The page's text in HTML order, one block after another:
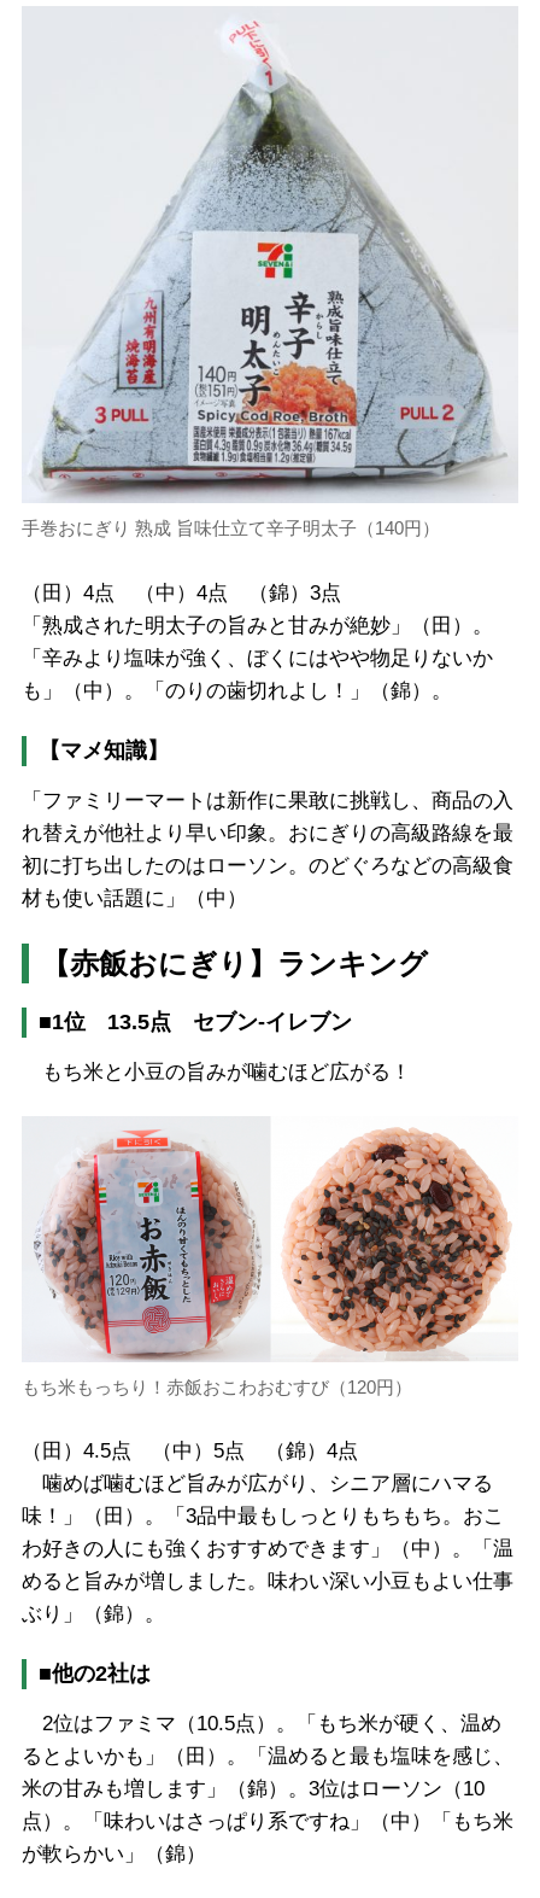
手巻おにぎり 熟成 旨味仕立て辛子明太子（140円）
（田）4点 （中）4点 （錦）3点
「熟成された明太子の旨みと甘みが絶妙」（田）。
「辛みより塩味が強く、ぼくにはやや物足りないか
も」（中）。「のりの歯切れよし！」（錦）。
【マメ知識】
「ファミリーマートは新作に果敢に挑戦し、商品の入
れ替えが他社より早い印象。おにぎりの高級路線を最
初に打ち出したのはローソン。のどぐろなどの高級食
材も使い話題に」（中）
【赤飯おにぎり】ランキング
■1位 13.5点 セブン-イレブン
もち米と小豆の旨みが噛むほど広がる！
もち米もっちり！赤飯おこわおむすび（120円）
（田）4.5点 （中）5点 （錦）4点
噛めば噛むほど旨みが広がり、シニア層にハマる
味！」（田）。「3品中最もしっとりもちもち。おこ
わ好きの人にも強くおすすめできます」（中）。「温
めると旨みが増しました。味わい深い小豆もよい仕事
ぶり」（錦）。
■他の2社は
2位はファミマ（10.5点）。「もち米が硬く、温め
るとよいかも」（田）。「温めると最も塩味を感じ、
米の甘みも増します」（錦）。3位はローソン（10
点）。「味わいはさっぱり系ですね」（中）「もち米
が軟らかい」（錦）